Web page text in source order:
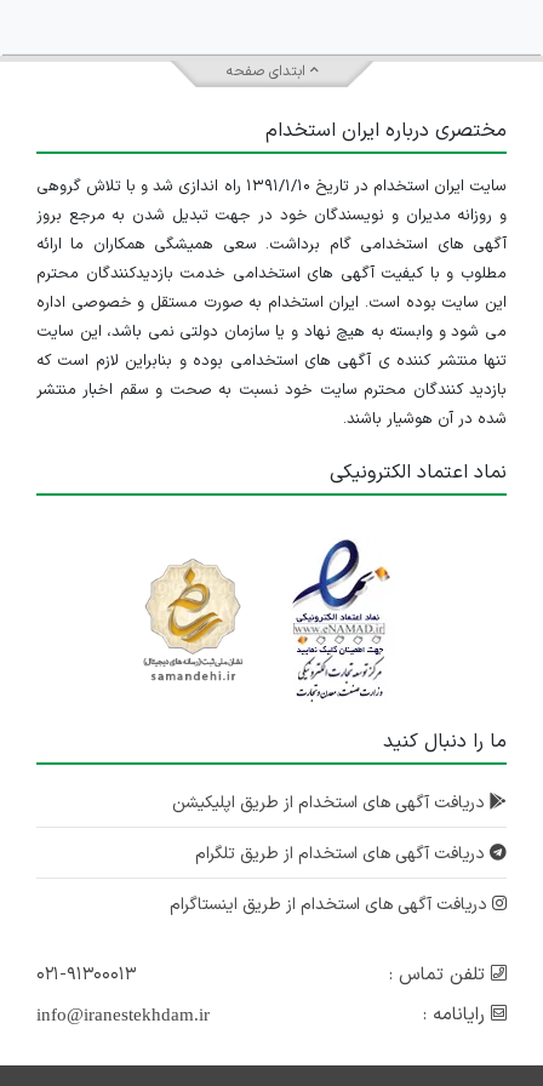
ابتدای صفحه
مختصری درباره ایران استخدام
سایت ایران استخدام در تاریخ ۱۳۹۱/۱/۱۰ راه اندازی شد و با تلاش گروهی
و روزانه مدیران و نویسندگان خود در جهت تبدیل شدن به مرجع بروز
آگهی های استخدامی گام برداشت. سعی همیشگی همکاران ما ارائه
مطلوب و با کیفیت آگهی های استخدامی خدمت بازدیدکنندگان محترم
این سایت بوده است. ایران استخدام به صورت مستقل و خصوصی اداره
می شود و وابسته به هیچ نهاد و یا سازمان دولتی نمی باشد، این سایت
تنها منتشر کننده ی آگهی های استخدامی بوده و بنابراین لازم است که
بازدید کنندگان محترم سایت خود نسبت به صحت و سقم اخبار منتشر
شده در آن هوشیار باشند.
نماد اعتماد الکترونیکی
ما را دنبال کنید
دریافت آگهی های استخدام از طریق اپلیکیشن
دریافت آگهی های استخدام از طریق تلگرام
دریافت آگهی های استخدام از طریق اینستاگرام
تلفن تماس :
۰۲۱-۹۱۳۰۰۰۱۳
رایانامه :
info@iranestekhdam.ir